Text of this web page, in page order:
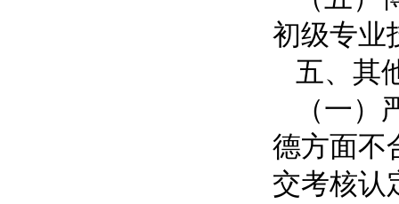
初级专业
五、其
（一
德方面不
交考核认